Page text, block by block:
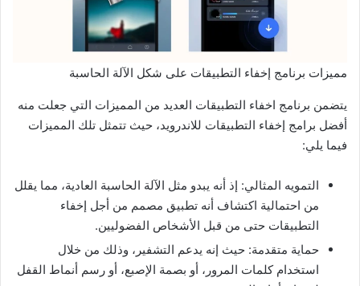
مميزات برنامج إخفاء التطبيقات على شكل الآلة الحاسبة
يتضمن برنامج اخفاء التطبيقات العديد من المميزات التي جعلت منه
أفضل برامج إخفاء التطبيقات للاندرويد، حيث تتمثل تلك المميزات
فيما يلي:
التمويه المثالي: إذ أنه يبدو مثل الآلة الحاسبة العادية، مما يقلل
من احتمالية اكتشاف أنه تطبيق مصمم من أجل إخفاء
التطبيقات حتى من قبل الأشخاص الفضوليين.
حماية متقدمة: حيث إنه يدعم التشفير، وذلك من خلال
استخدام كلمات المرور، أو بصمة الإصبع، أو رسم أنماط القفل